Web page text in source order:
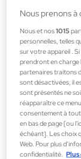
La Roche-
ANTHELIOS
Rouge à Lèvres
15,40 €
Nous prenons
Nous et nos1015
personnelles, telles
sur votre appareil .
prendront en charge
partenaires traitons
sont désactivées, il
sont présentés ne
réapparaître ce
consentement à
en bas de page [ou
échéant]. Les choix
Web. Pour plus
confidentialité.